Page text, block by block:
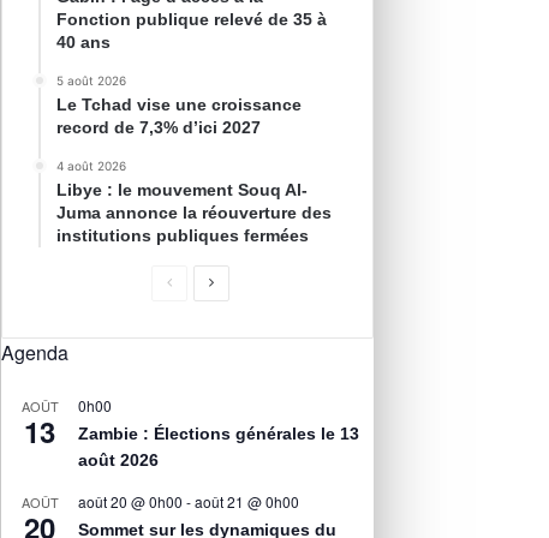
Fonction publique relevé de 35 à
40 ans
5 août 2026
Le Tchad vise une croissance
record de 7,3% d’ici 2027
4 août 2026
Libye : le mouvement Souq Al-
Juma annonce la réouverture des
institutions publiques fermées
Agenda
AOÛT
13
0h00
Zambie : Élections générales le 13
août 2026
AOÛT
20
août 20 @ 0h00 -août 21 @ 0h00
Sommet sur les dynamiques du